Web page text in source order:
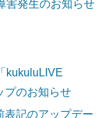
害発生のお知らせ
kukuluLIVE
プのお知らせ
表記のアップデー